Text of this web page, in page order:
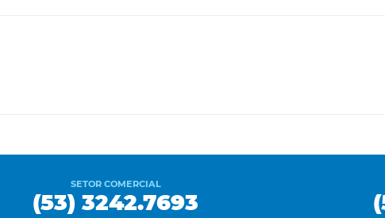
SETOR COMERCIAL
(53) 3242.7693